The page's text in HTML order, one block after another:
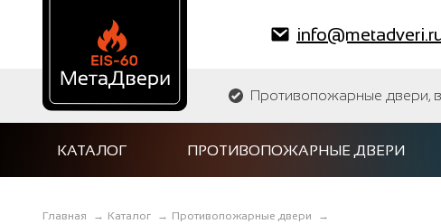
Противопожарные двери,
КАТАЛОГ ПРОТИВОПОЖАРНЫЕ ДВЕРИ
Главная → Каталог → Противопожарные двери →